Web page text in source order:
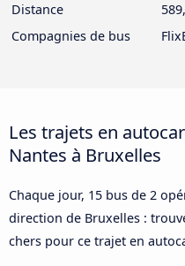
Distance
Compagnies de bus
Les trajets en
Nantes à Bruxelles
Chaque jour, 15 bus de 2
direction de Bruxelles :
chers pour ce trajet en